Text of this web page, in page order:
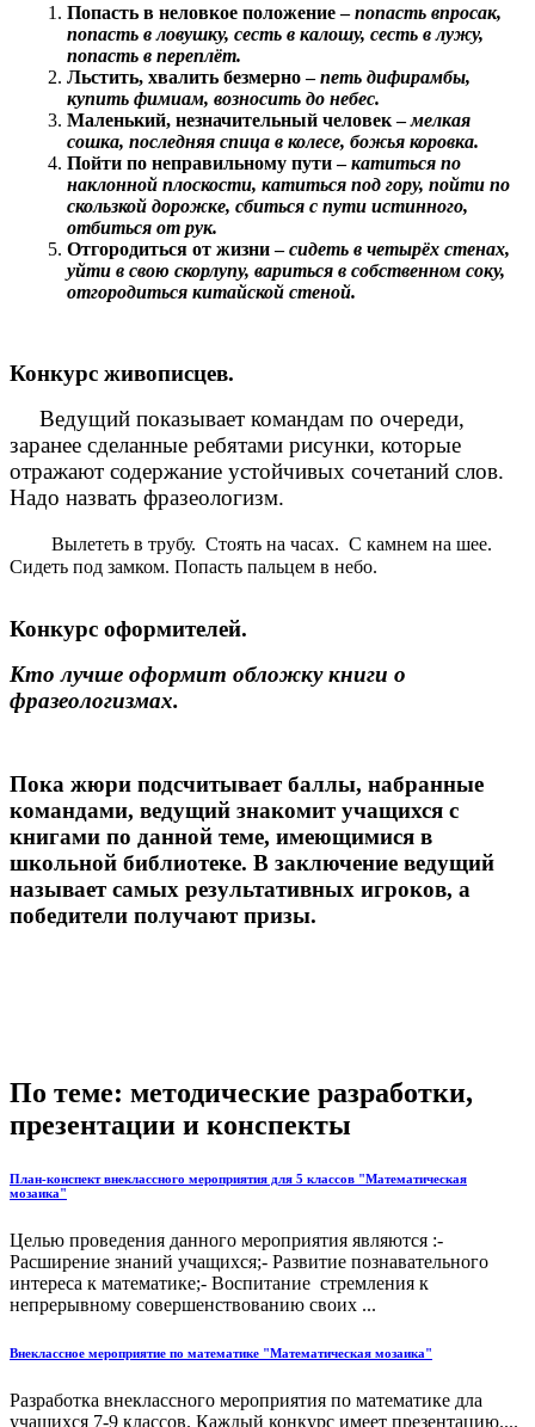
Попасть в неловкое положение –попасть впросак,
попасть в ловушку, сесть в калошу, сесть в лужу,
попасть в переплёт.
Льстить, хвалить безмерно –петь дифирамбы,
купить фимиам, возносить до небес.
Маленький, незначительный человек –мелкая
сошка, последняя спица в колесе, божья коровка.
Пойти по неправильному пути –катиться по
наклонной плоскости, катиться под гору, пойти по
скользкой дорожке, сбиться с пути истинного,
отбиться от рук.
Отгородиться от жизни –сидеть в четырёх стенах,
уйти в свою скорлупу, вариться в собственном соку,
отгородиться китайской стеной.
Конкурс живописцев.
Ведущий показывает командам по очереди,
заранее сделанные ребятами рисунки, которые
отражают содержание устойчивых сочетаний слов.
Надо назвать фразеологизм.
Вылететь в трубу. Стоять на часах. С камнем на шее.
Сидеть под замком. Попасть пальцем в небо.
Конкурс оформителей.
Кто лучше оформит обложку книги о
фразеологизмах.
Пока жюри подсчитывает баллы, набранные
командами, ведущий знакомит учащихся с
книгами по данной теме, имеющимися в
школьной библиотеке. В заключение ведущий
называет самых результативных игроков, а
победители получают призы.
По теме: методические разработки,
презентации и конспекты
План-конспект внеклассного мероприятия для 5 классов "Математическая
мозаика"
Целью проведения данного мероприятия являются :-
Расширение знаний учащихся;- Развитие познавательного
интереса к математике;- Воспитание стремления к
непрерывному совершенствованию своих ...
Внеклассное мероприятие по математике "Математическая мозаика"
Разработка внеклассного мероприятия по математике дла
учащихся 7-9 классов. Каждый конкурс имеет презентацию....